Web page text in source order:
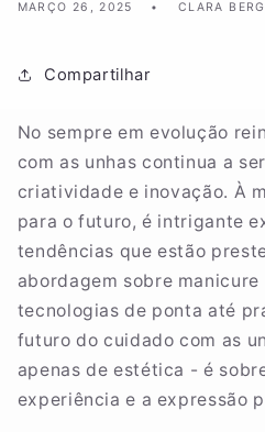
MARÇO 26, 2025 CLARA
Compartilhar
No sempre em evolução
com as unhas continua a
criatividade e inovação. À
para o futuro, é intrigante
tendências que estão
abordagem sobre manicure
tecnologias de ponta até
futuro do cuidado com as
apenas de estética - é
experiência e a expressão